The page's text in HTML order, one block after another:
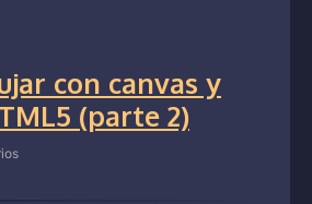
con canvas y
(parte 2)